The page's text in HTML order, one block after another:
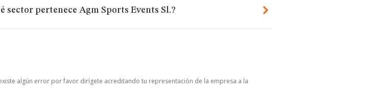
sector pertenece Agm Sports Events Sl.?
algún error por favor dirígete acreditando tu representación de la empresa a la